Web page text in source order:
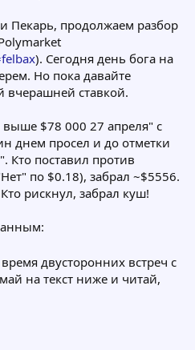
Пекарь, продолжаем разбор
). Сегодня день бога на
Но пока давайте
вчерашней ставкой.
$78 000 27 апреля" с
днем просел и до отметки
Кто поставил против
по $0.18), забрал ~$5556.
рискнул, забрал куш!
двусторонних встреч с
на текст ниже и читай,